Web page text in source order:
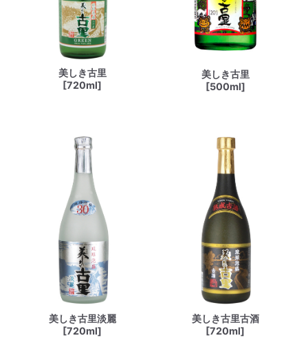
美しき古里
[720ml]
美しき古里
[500ml]
美しき古里淡麗
[720ml]
美しき古里古酒
[720ml]